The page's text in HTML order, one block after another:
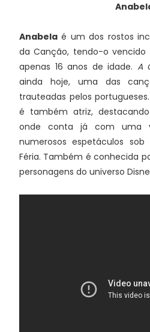
Anabela é um dos rostos
da Canção, tendo-o vencido
apenas 16 anos de idade. A
ainda hoje, uma das
trauteadas pelos
é também atriz,
onde conta já com uma
numerosos espetáculos
Féria. Também é conhecida
personagens do universo